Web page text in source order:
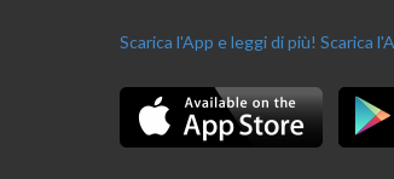
Scarica l'App e leggi di più! Scarica